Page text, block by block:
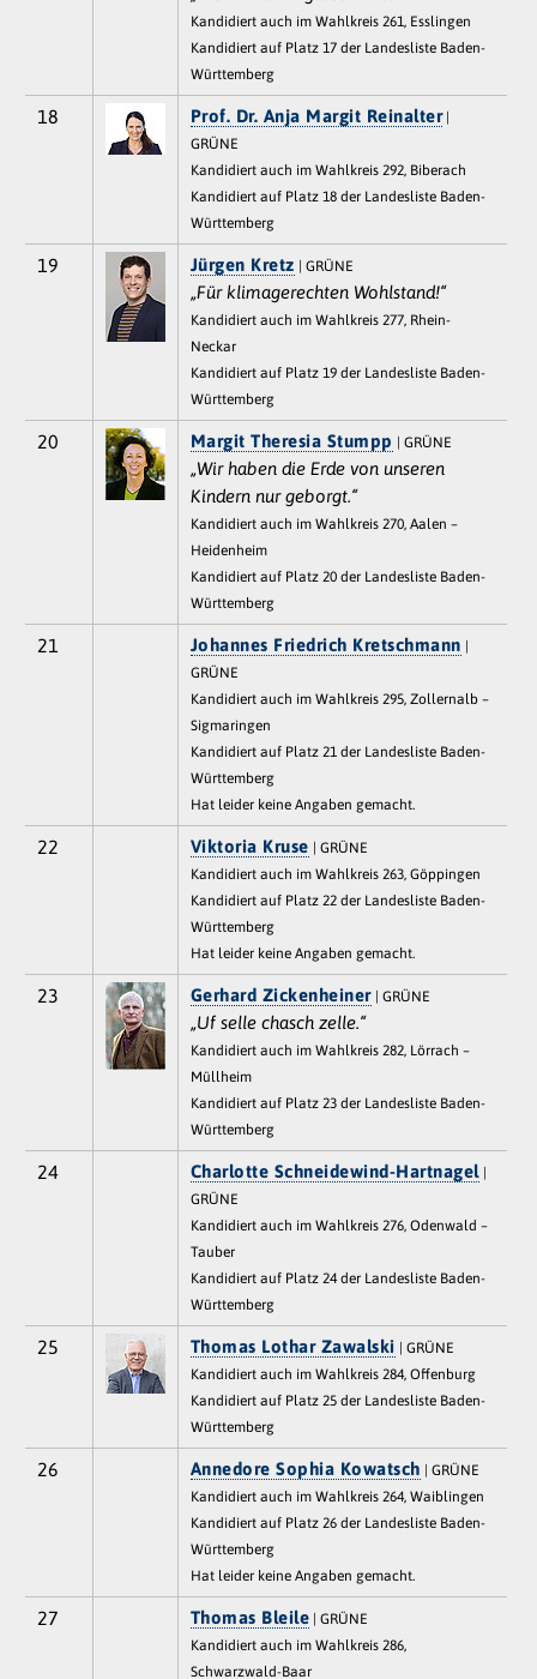
Kandidiert auch im Wahlkreis 261, Esslingen
Kandidiert auf Platz 17 der Landesliste Baden-
Württemberg
18 Prof. Dr. Anja Margit Reinalter|
GRÜNE
Kandidiert auch im Wahlkreis 292, Biberach
Kandidiert auf Platz 18 der Landesliste Baden-
Württemberg
19 Jürgen Kretz | GRÜNE
„Für klimagerechten Wohlstand!“
Kandidiert auch im Wahlkreis 277, Rhein-
Neckar
Kandidiert auf Platz 19 der Landesliste Baden-
Württemberg
20 Margit Theresia Stumpp | GRÜNE
„Wir haben die Erde von unseren
Kindern nur geborgt.“
Kandidiert auch im Wahlkreis 270, Aalen –
Heidenheim
Kandidiert auf Platz 20 der Landesliste Baden-
Württemberg
21 Johannes Friedrich Kretschmann
GRÜNE
Kandidiert auch im Wahlkreis 295, Zollernalb –
Sigmaringen
Kandidiert auf Platz 21 der Landesliste Baden-
Württemberg
Hat leider keine Angaben gemacht.
22 Viktoria Kruse | GRÜNE
Kandidiert auch im Wahlkreis 263, Göppingen
Kandidiert auf Platz 22 der Landesliste Baden-
Württemberg
Hat leider keine Angaben gemacht.
23 Gerhard Zickenheiner| GRÜNE
„Uf selle chasch zelle.“
Kandidiert auch im Wahlkreis 282, Lörrach –
Müllheim
Kandidiert auf Platz 23 der Landesliste Baden-
Württemberg
24 Charlotte Schneidewind-Hartnagel|
GRÜNE
Kandidiert auch im Wahlkreis 276, Odenwald –
Tauber
Kandidiert auf Platz 24 der Landesliste Baden-
Württemberg
25 Thomas Lothar Zawalski | GRÜNE
Kandidiert auch im Wahlkreis 284, Offenburg
Kandidiert auf Platz 25 der Landesliste Baden-
Württemberg
26 Annedore Sophia Kowatsch | GRÜNE
Kandidiert auch im Wahlkreis 264, Waiblingen
Kandidiert auf Platz 26 der Landesliste Baden-
Württemberg
Hat leider keine Angaben gemacht.
27 Thomas Bleile | GRÜNE
Kandidiert auch im Wahlkreis 286,
Schwarzwald-Baar